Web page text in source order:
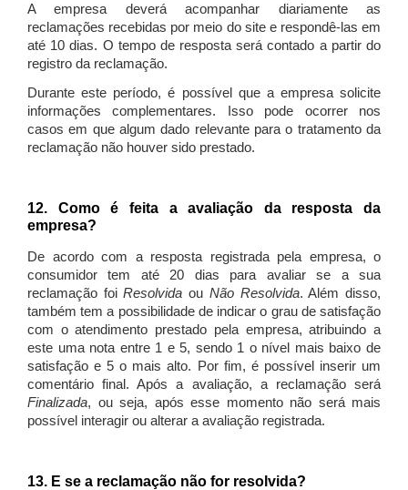
A empresa deverá acompanhar diariamente as
reclamações recebidas por meio do site e respondê-las em
até 10 dias. O tempo de resposta será contado a partir do
registro da reclamação.
Durante este período, é possível que a empresa solicite
informações complementares. Isso pode ocorrer nos
casos em que algum dado relevante para o tratamento da
reclamação não houver sido prestado.
12. Como é feita a avaliação da resposta da
empresa?
De acordo com a resposta registrada pela empresa, o
consumidor tem até 20 dias para avaliar se a sua
reclamação foiResolvida ou Não Resolvida. Além disso,
também tem a possibilidade de indicar o grau de satisfação
com o atendimento prestado pela empresa, atribuindo a
este uma nota entre 1 e 5, sendo 1 o nível mais baixo de
satisfação e 5 o mais alto. Por fim, é possível inserir um
comentário final. Após a avaliação, a reclamação será
Finalizada, ou seja, após esse momento não será mais
possível interagir ou alterar a avaliação registrada.
13. E se a reclamação não for resolvida?